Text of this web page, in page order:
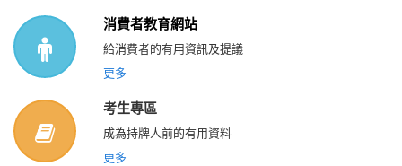
消費者教育網站
給消費者的有用資訊及提議
更多
考生專區
成為持牌人前的有用資料
更多